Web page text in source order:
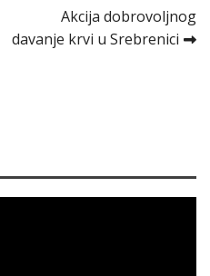
Akcija dobrovoljnog
davanje krvi u Srebrenici